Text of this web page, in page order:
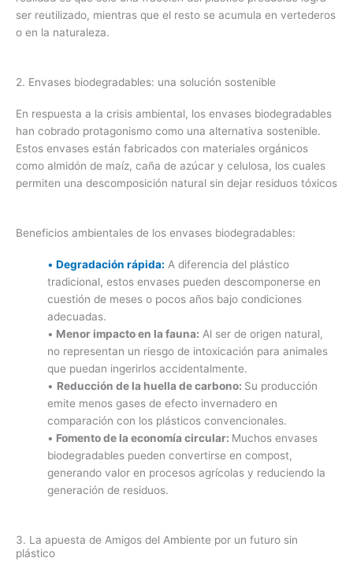
ser reutilizado, mientras que el resto se acumula en vertederos
o en la naturaleza.
2. Envases biodegradables: una solución sostenible
En respuesta a la crisis ambiental, los envases biodegradables
han cobrado protagonismo como una alternativa sostenible.
Estos envases están fabricados con materiales orgánicos
como almidón de maíz, caña de azúcar y celulosa, los cuales
permiten una descomposición natural sin dejar residuos tóxicos
Beneficios ambientales de los envases biodegradables:
• Degradación rápida: A diferencia del plástico
tradicional, estos envases pueden descomponerse en
cuestión de meses o pocos años bajo condiciones
adecuadas.
• Menor impacto en la fauna: Al ser de origen natural,
no representan un riesgo de intoxicación para animales
que puedan ingerirlos accidentalmente.
• Reducción de la huella de carbono: Su producción
emite menos gases de efecto invernadero en
comparación con los plásticos convencionales.
• Fomento de la economía circular: Muchos envases
biodegradables pueden convertirse en compost,
generando valor en procesos agrícolas y reduciendo la
generación de residuos.
3. La apuesta de Amigos del Ambiente por un futuro sin
plástico